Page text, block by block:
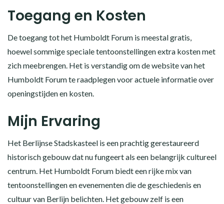
Toegang en Kosten
De toegang tot het Humboldt Forum is meestal gratis,
hoewel sommige speciale tentoonstellingen extra kosten met
zich meebrengen. Het is verstandig om de website van het
Humboldt Forum te raadplegen voor actuele informatie over
openingstijden en kosten.
Mijn Ervaring
Het Berlijnse Stadskasteel is een prachtig gerestaureerd
historisch gebouw dat nu fungeert als een belangrijk cultureel
centrum. Het Humboldt Forum biedt een rijke mix van
tentoonstellingen en evenementen die de geschiedenis en
cultuur van Berlijn belichten. Het gebouw zelf is een